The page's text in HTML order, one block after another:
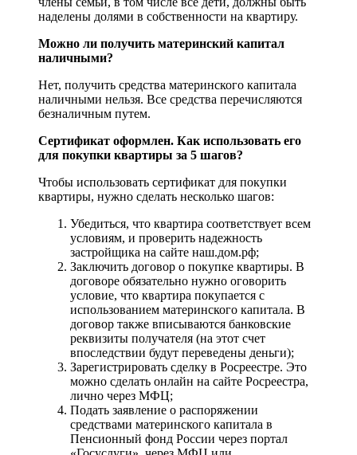
наделены долями в собственности на квартиру.
Можно ли получить материнский капитал
наличными?
Нет, получить средства материнского капитала
наличными нельзя. Все средства перечисляются
безналичным путем.
Сертификат оформлен. Как использовать его
для покупки квартиры за 5 шагов?
Чтобы использовать сертификат для покупки
квартиры, нужно сделать несколько шагов:
Убедиться, что квартира соответствует всем
условиям, и проверить надежность
застройщика на сайте наш.дом.рф;
Заключить договор о покупке квартиры. В
договоре обязательно нужно оговорить
условие, что квартира покупается с
использованием материнского капитала. В
договор также вписываются банковские
реквизиты получателя (на этот счет
впоследствии будут переведены деньги);
Зарегистрировать сделку в Росреестре. Это
можно сделать онлайн на сайте Росреестра,
лично через МФЦ;
Подать заявление о распоряжении
средствами материнского капитала в
Пенсионный фонд России через портал